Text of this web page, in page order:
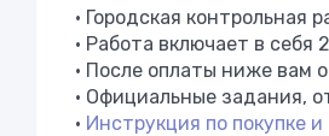
• Городская контрольная
• Работа включает в себя
• После оплаты ниже вам
• Официальные задания,
• Инструкция по покупке